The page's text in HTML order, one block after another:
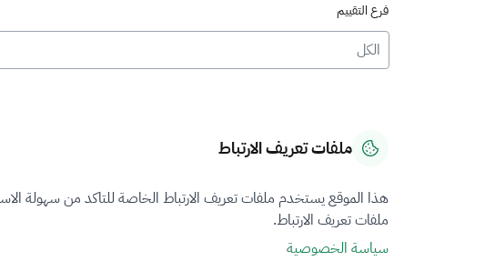
فرع التقييم
الكل
نتيجة البحث عن "المنشآت
ملفات تعريف الارتباط
هذا الموقع يستخدم ملفات تعريف الارتباط الخاصة للتاكد من سهولة
ملفات تعريف الارتباط.
سياسة الخصوصية